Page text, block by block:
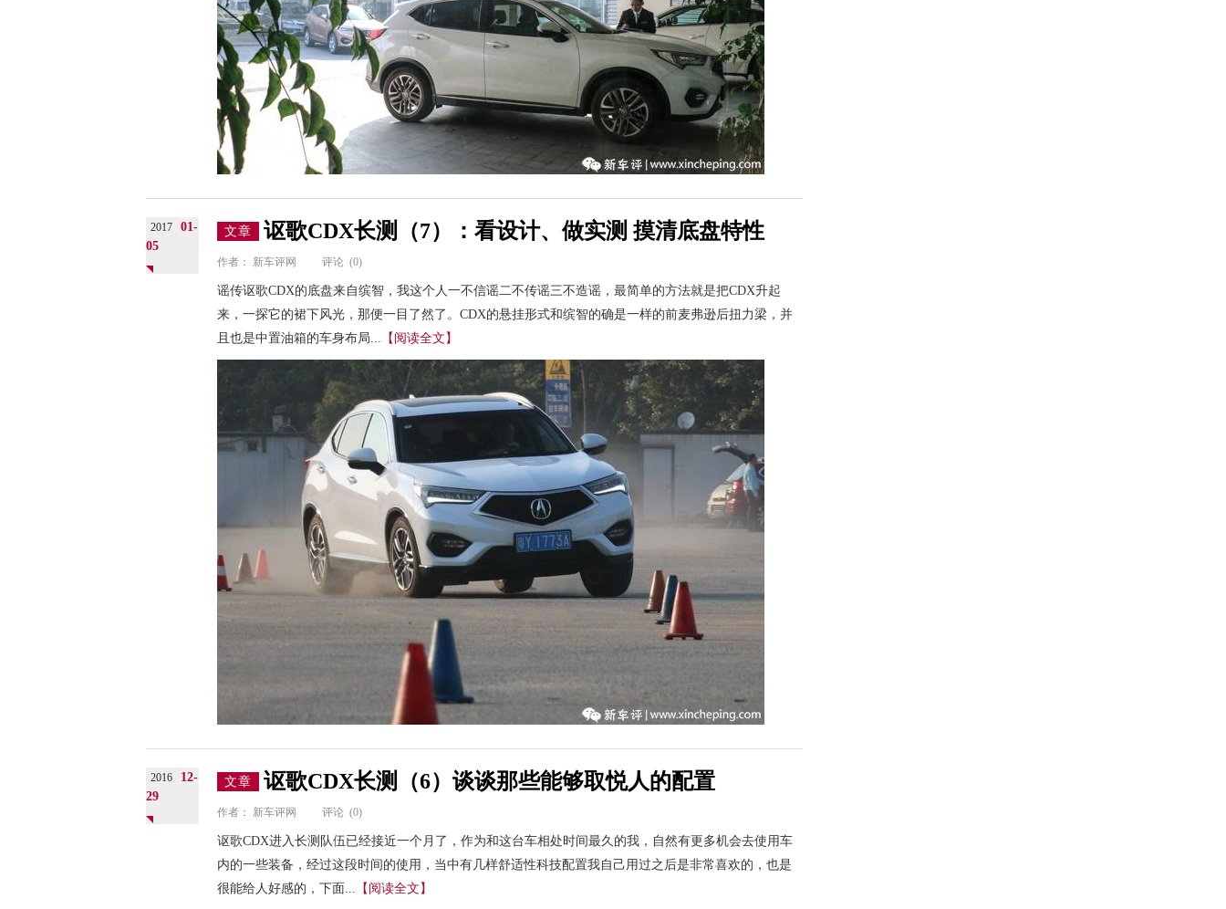
2017
01-
05
文章 讴歌CDX长测（7）：看设计、做实测 摸清底盘特性
作者： 新车评网 评论 (0)
谣传讴歌CDX的底盘来自缤智，我这个人一不信谣二不传谣三不造谣，最简单的方法就是把CDX升起
来，一探它的裙下风光，那便一目了然了。CDX的悬挂形式和缤智的确是一样的前麦弗逊后扭力梁，并
且也是中置油箱的车身布局... 【阅读全文】
2016
12-
29
文章 讴歌CDX长测（6）谈谈那些能够取悦人的配置
作者： 新车评网 评论 (0)
讴歌CDX进入长测队伍已经接近一个月了，作为和这台车相处时间最久的我，自然有更多机会去使用车
内的一些装备，经过这段时间的使用，当中有几样舒适性科技配置我自己用过之后是非常喜欢的，也是
很能给人好感的，下面... 【阅读全文】